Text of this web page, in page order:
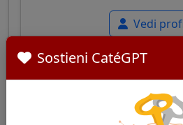
Vedi
Carlos Osoro Sierra
Sostieni CatéGPT